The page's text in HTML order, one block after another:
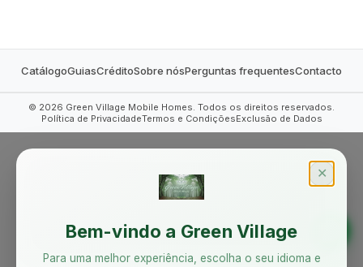
CatálogoGuiasCréditoSobre nósPerguntas frequentesContacto
© 2026 Green Village Mobile Homes. Todos os direitos reservados.
Política de PrivacidadeTermos e CondiçõesExclusão de Dados
✕
Bem-vindo a Green Village
Para uma melhor experiência, escolha o seu idioma e